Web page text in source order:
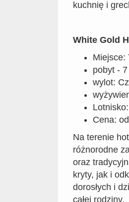
kuchnię i
White Gold
Miejsce:
pobyt -
wylot:
Cena:
Na terenie
różnorodne
oraz
kryty, jak i
dorosłych i
całej rodziny.